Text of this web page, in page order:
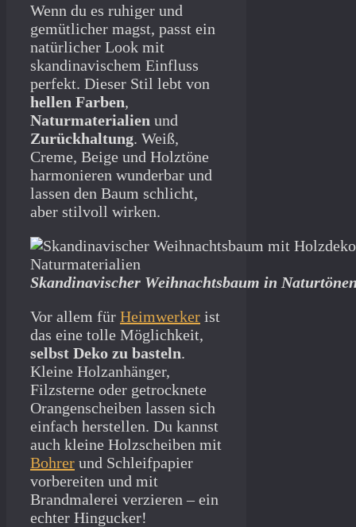
Wenn du es ruhiger und
gemütlicher magst, passt ein
natürlicher Look mit
skandinavischem Einfluss
perfekt. Dieser Stil lebt von
hellen Farben,
Naturmaterialien und
Zurückhaltung. Weiß,
Creme, Beige und Holztöne
harmonieren wunderbar und
lassen den Baum schlicht,
aber stilvoll wirken.
Skandinavischer Weihnachtsbaum in
Vor allem für Heimwerker ist
das eine tolle Möglichkeit,
selbst Deko zu basteln.
Kleine Holzanhänger,
Filzsterne oder getrocknete
Orangenscheiben lassen sich
einfach herstellen. Du kannst
auch kleine Holzscheiben mit
Bohrer und Schleifpapier
vorbereiten und mit
Brandmalerei verzieren – ein
echter Hingucker!